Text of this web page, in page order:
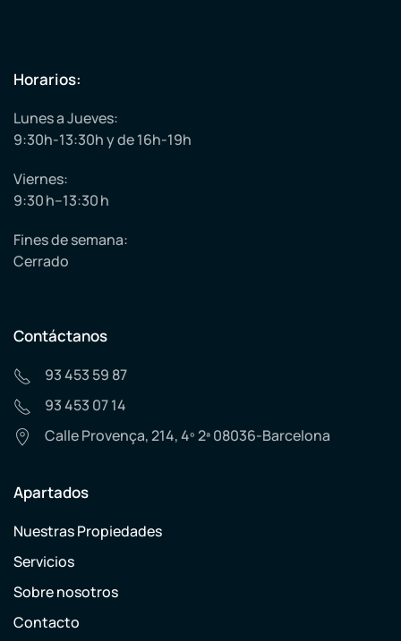
Horarios:
Lunes a Jueves:
9:30h-13:30h y de 16h-19h
Viernes:
9:30 h–13:30 h
Fines de semana:
Cerrado
Contáctanos
93 453 59 87
93 453 07 14
Calle Provença, 214, 4º 2ª 08036-Barcelona
Apartados
Nuestras Propiedades
Servicios
Sobre nosotros
Contacto